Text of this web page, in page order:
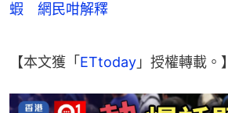
蝦 網民咁解釋
【本文獲「 ETtoday 」授權轉載。】